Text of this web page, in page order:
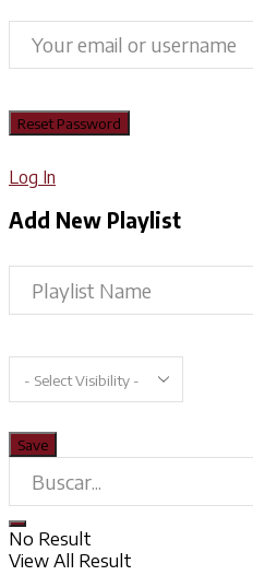
Log In
Add New Playlist
No Result
View All Result